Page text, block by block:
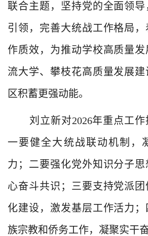
联合主题，坚持党的全面领
引领，完善大统战工作格局
作质效，为推动学校高质量
流大学、攀枝花高质量发展
区积蓄更强动能。
刘立新对2026年重点工作
一要健全大统战联动机制，
力； 二要强化党外知识分子思
心奋斗共识；
三要支持党派
化建设，激发基层工作活力；
族宗教和侨务工作，凝聚实干奋